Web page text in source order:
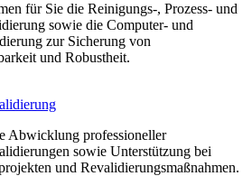
für Sie die Reinigungs-, Prozess- und
sowie die Computer- und
zur Sicherung von
und Robustheit.
Abwicklung professioneller
sowie Unterstützung bei
und Revalidierungsmaßnahmen.